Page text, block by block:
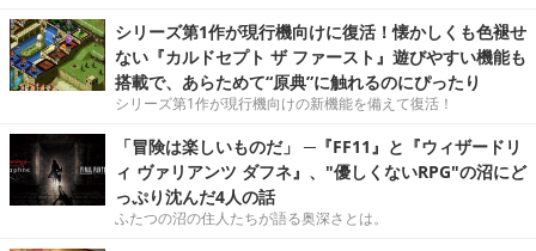
シリーズ第1作が現行機向けに復活！懐かしくも色褪せ
ない『カルドセプト ザ ファースト』遊びやすい機能も
搭載で、あらためて“原典”に触れるのにぴったり
シリーズ第1作が現行機向けの新機能を備えて復活！
「冒険は楽しいものだ」 ─『FF11』と『ウィザードリ
ィ ヴァリアンツ ダフネ』、"優しくないRPG"の沼にど
っぷり沈んだ4人の話
ふたつの沼の住人たちが語る奥深さとは。